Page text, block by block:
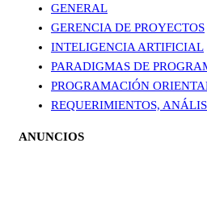
GENERAL
GERENCIA DE PROYECTOS
INTELIGENCIA ARTIFICIAL
PARADIGMAS DE
PROGRAMACIÓN
REQUERIMIENTOS,
ANUNCIOS